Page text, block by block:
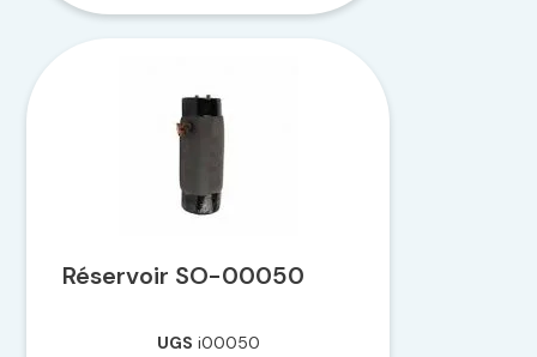
Réservoir SO-00050
UGS i00050